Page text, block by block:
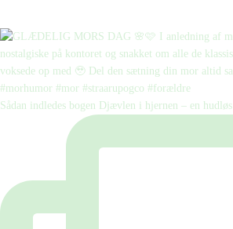
Sådan indledes bogen Djævlen i hjernen – en hudløs